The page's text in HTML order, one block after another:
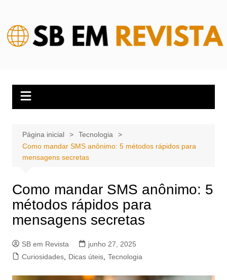
conteúdo
Página inicial
Tecnologia
Como mandar SMS anônimo: 5 métodos rápidos para
mensagens secretas
Como mandar SMS anônimo: 5
métodos rápidos para
mensagens secretas
SB em Revista
junho 27, 2025
Curiosidades, Dicas úteis, Tecnologia